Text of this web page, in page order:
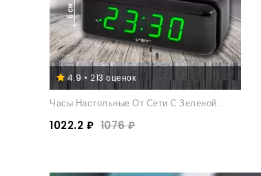
4.9 • 213 оценок
Часы Настольные От Сети С Зеленой...
1022.2 ₽ 1076 ₽